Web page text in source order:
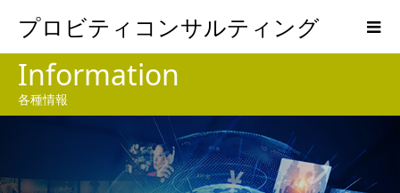
プロビティコンサルティング
Information
各種情報